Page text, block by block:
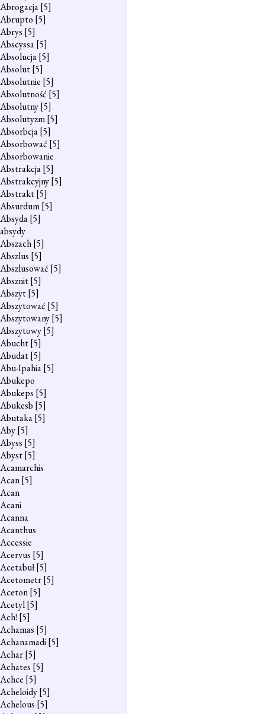
Abrogacja[5]
Abrupto [5]
Abrys [5]
Abscyssa[5]
Absolucja[5]
Absolut[5]
Absolutnie [5]
Absolutność [5]
Absolutny[5]
Absolutyzm[5]
Absorbcja[5]
Absorbować [5]
Absorbowanie
Abstrakcja[5]
Abstrakcyjny[5]
Abstrakt[5]
Absurdum[5]
Absyda[5]
absydy
Abszach[5]
Abszlus [5]
Abszlusować [5]
Absznit[5]
Abszyt[5]
Abszytować [5]
Abszytowany[5]
Abszytowy[5]
Abucht[5]
Abudat[5]
Abu-Ipahia[5]
Abukepo
Abukeps [5]
Abukesb [5]
Abutaka[5]
Aby[5]
Abyss [5]
Abyst[5]
Acamarchis
Acan[5]
Acan
Acani
Acanna
Acanthus
Accessie
Acervus [5]
Acetabuł[5]
Acetometr[5]
Aceton[5]
Acetyl[5]
Ach! [5]
Achamas [5]
Achanamadi[5]
Achar[5]
Achates [5]
Achce [5]
Acheloidy[5]
Achelous [5]